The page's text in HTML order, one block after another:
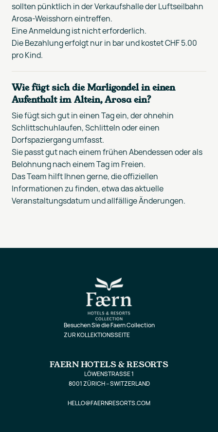
sollten pünktlich in der Verkaufshalle der Luftseilbahn
Arosa-Weisshorn eintreffen.
Eine Anmeldung ist nicht erforderlich.
Die Bezahlung erfolgt nur in bar und kostet CHF 5.00
pro Kind.
Wie fügt sich die Marligondel in einen
Aufenthalt im Altein, Arosa ein?
Sie fügt sich gut in einen Tag ein, der ohnehin
Schlittschuhlaufen, Schlitteln oder einen
Dorfspaziergang umfasst.
Sie passt gut nach einem frühen Abendessen oder als
Belohnung nach einem Tag im Freien.
Das Team hilft Ihnen gerne, die offiziellen
Informationen zu finden, etwa das aktuelle
Veranstaltungsdatum und allfällige Änderungen.
Besuchen Sie die Faern Collection
ZUR KOLLEKTIONSSEITE
FAERN HOTELS & RESORTS
LÖWENSTRASSE 1
8001 ZÜRICH – SWITZERLAND
HELLO@FAERNRESORTS.COM